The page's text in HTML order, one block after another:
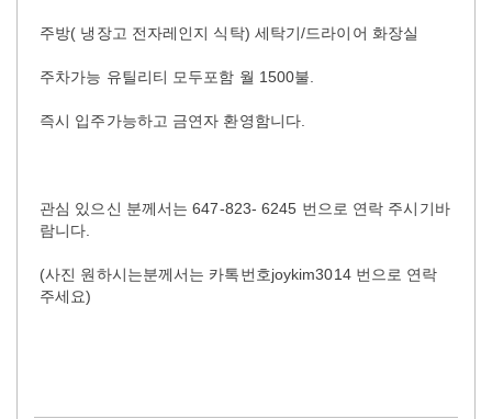
주방( 냉장고 전자레인지 식탁) 세탁기/드라이어 화장실
주차가능 유틸리티 모두포함 월 1500불.
즉시 입주가능하고 금연자 환영함니다.
관심 있으신 분께서는 647-823- 6245 번으로 연락 주시기바
람니다.
(사진 원하시는분께서는 카톡번호joykim3014 번으로 연락
주세요)